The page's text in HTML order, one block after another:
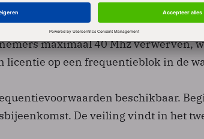
dan in de oorspronkelijke
maximaal 40 Mhz verwerven,
op een frequentieblok in de
beschikbaar.
De veiling vindt in het